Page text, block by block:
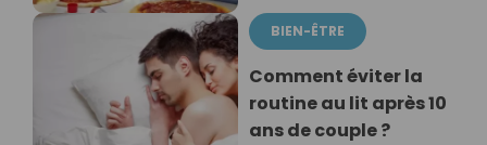
BIEN-ÊTRE
Comment éviter la
routine au lit après 10
ans de couple ?